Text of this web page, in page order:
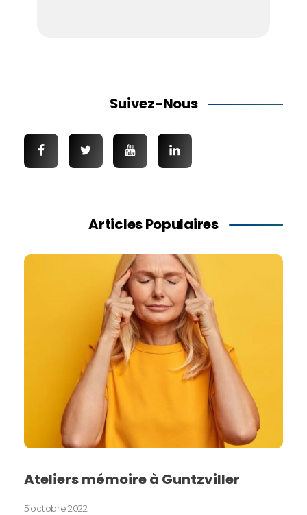
Suivez-Nous
Articles Populaires
Ateliers mémoire à Guntzviller
5 octobre 2022